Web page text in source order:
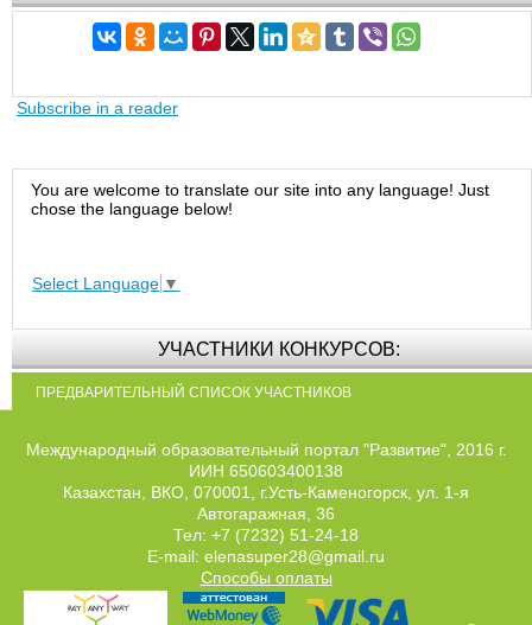
Subscribe in a reader
You are welcome to translate our site into any language! Just
chose the language below!
Select Language ▼
УЧАСТНИКИ КОНКУРСОВ:
ПРЕДВАРИТЕЛЬНЫЙ СПИСОК УЧАСТНИКОВ
Международный образовательный портал "Развитие", 2016 г.
ИИН 650603400138
Казахстан, ВКО, 070001, г.Усть-Каменогорск, ул. 1-я
Автогаражная, 36
Тел: +7 (7232) 51-24-18
E-mail: elenasuper28@gmail.ru
Способы оплаты